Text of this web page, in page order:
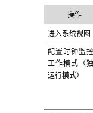
操作
进入系统视图
配置时钟监
工作模式（
运行模式）